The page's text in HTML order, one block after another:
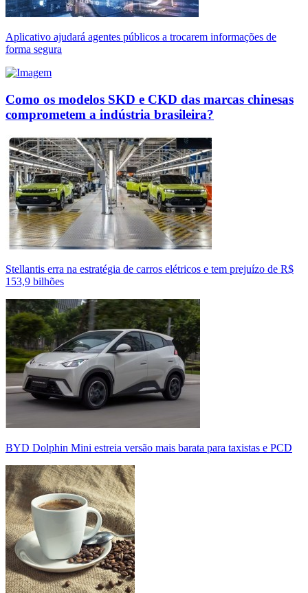
Aplicativo ajudará agentes públicos a trocarem informações de
forma segura
Como os modelos SKD e CKD das marcas chinesas
comprometem a indústria brasileira?
Stellantis erra na estratégia de carros elétricos e tem prejuízo de R$
153,9 bilhões
BYD Dolphin Mini estreia versão mais barata para taxistas e PCD